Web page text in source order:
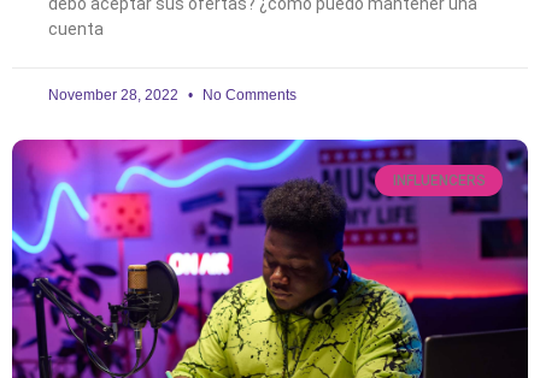
cuenta
November 28, 2022 No Comments
INFLUENCERS